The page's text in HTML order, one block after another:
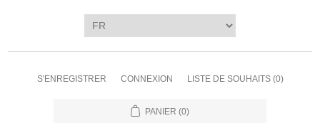
S'ENREGISTRER CONNEXION LISTE DE SOUHAITS (0)
PANIER (0)